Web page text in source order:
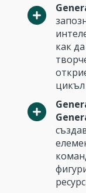
как
цикъл